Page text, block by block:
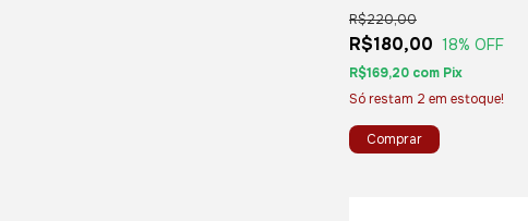
R$180,00
R$220,00
18% OFF
R$169,20 com Pix
Só restam 2 em estoque!